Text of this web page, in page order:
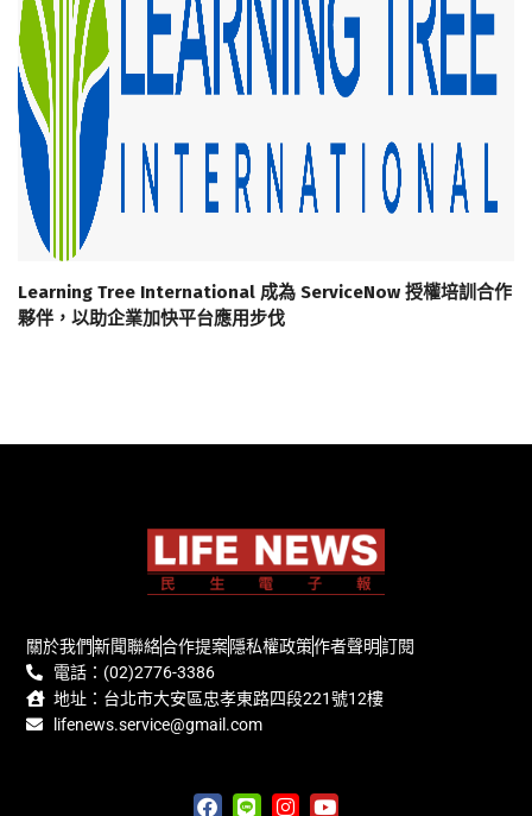
Learning Tree International 成為 ServiceNow 授權培訓合作
夥伴，以助企業加快平台應用步伐
關於我們新聞聯絡合作提案隱私權政策作者聲明訂閱
電話：(02)2776-3386
地址：台北市大安區忠孝東路四段221號12樓
lifenews.service@gmail.com